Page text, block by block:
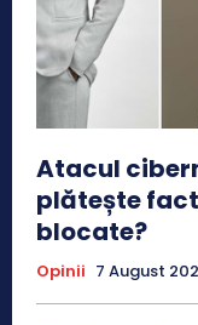
Atacul
plătește
blocate?
Opinii 7 August